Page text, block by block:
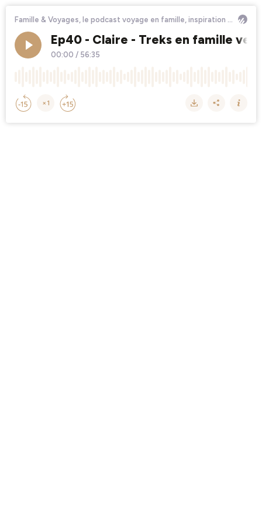
Famille & Voyages, le podcast voyage en famille, inspiration pour vos prochaines vacances
Ep40 - Claire - Treks en famille
00:00 / 56:35
×1